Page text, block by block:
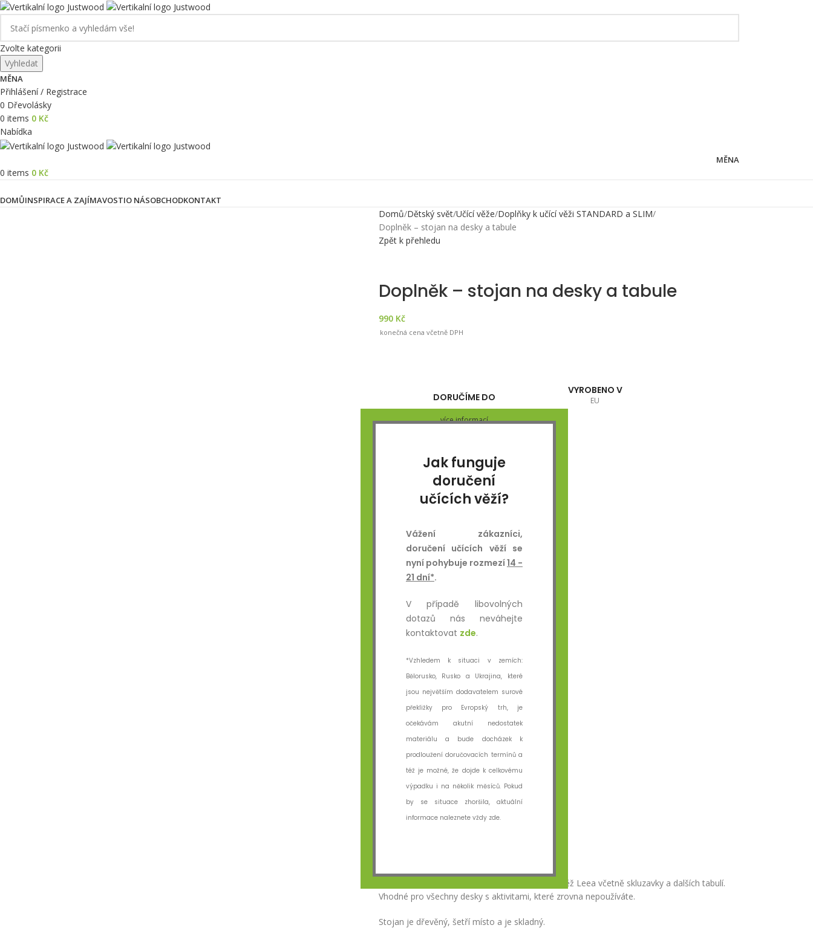
Zvolte kategorii
Vyhledat
MĚNA
Přihlášení / Registrace
0 Dřevolásky
0 items 0 Kč
Nabídka
MĚNA
0 items 0 Kč
DOMŮINSPIRACE A ZAJÍMAVOSTIO NÁSOBCHODKONTAKT
Domů Dětský svět Učící věže Doplňky k učící věži STANDARD a SLIM
Doplněk – stojan na desky a tabule
Zpět k přehledu
Doplněk – stojan na desky a tabule
990 Kč
konečná cena včetně DPH
DORUČÍME DO
více informací
Jak funguje
doručení
učících věží?
Vážení zákazníci,
doručení učících věží se
nyní pohybuje rozmezí14 -
21 dní*.
V případě libovolných
dotazů nás neváhejte
kontaktovat zde.
*Vzhledem k situaci v zemích:
Bělorusko, Rusko a Ukrajina, které
jsou největším dodavatelem surové
překližky pro Evropský trh, je
očekávám akutní nedostatek
materiálu a bude docházek k
prodloužení doručovacích termínů a
též je možné, že dojde k celkovému
výpadku i na několik měsíců. Pokud
by se situace zhoršila, aktuální
informace naleznete vždy zde.
VYROBENO V
EU
Zde můžete ukládat veškeré doplňky pro učící věž Leea včetně skluzavky a dalších tabulí.
Vhodné pro všechny desky s aktivitami, které zrovna nepoužíváte.
Stojan je dřevěný, šetří místo a je skladný.